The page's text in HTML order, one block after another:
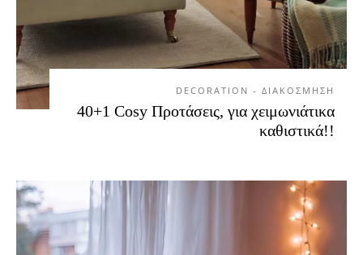
DECORATION - ΔΙΑΚΟΣΜΗΣΗ
40+1 Cosy Προτάσεις, για χειμωνιάτικα
καθιστικά!!